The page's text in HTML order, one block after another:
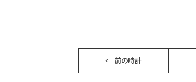
前の時計